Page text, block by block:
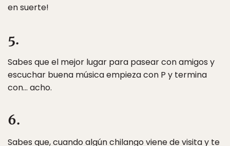
en suerte!
5.
Sabes que el mejor lugar para pasear con amigos y
escuchar buena música empieza con P y termina
con… acho.
6.
Sabes que, cuando algún chilango viene de visita y te